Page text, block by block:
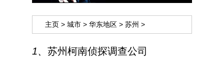
主页 > 城市 > 华东地区 > 苏州 >
1、 苏州柯南侦探调查公司